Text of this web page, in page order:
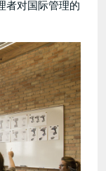
者对国际管理的